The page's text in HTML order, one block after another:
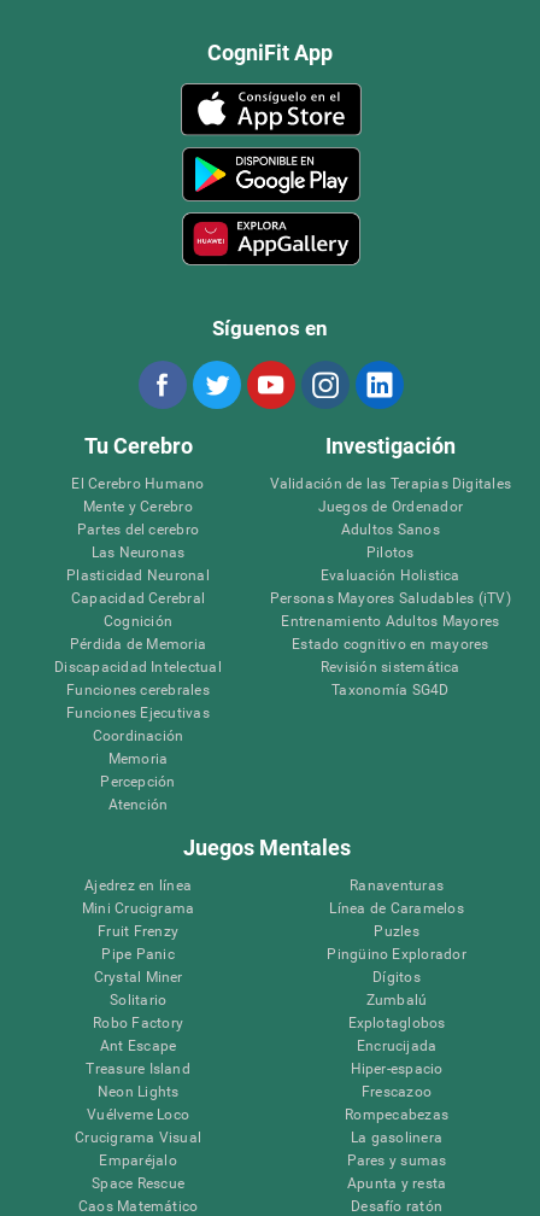
CogniFit App
Síguenos en
Tu Cerebro
El Cerebro Humano
Mente y Cerebro
Partes del cerebro
Las Neuronas
Plasticidad Neuronal
Capacidad Cerebral
Cognición
Pérdida de Memoria
Discapacidad Intelectual
Funciones cerebrales
Funciones Ejecutivas
Coordinación
Memoria
Percepción
Atención
Investigación
Validación de las Terapias Digitales
Juegos de Ordenador
Adultos Sanos
Pilotos
Evaluación Holistica
Personas Mayores Saludables (iTV)
Entrenamiento Adultos Mayores
Estado cognitivo en mayores
Revisión sistemática
Taxonomía SG4D
Juegos Mentales
Ajedrez en línea
Mini Crucigrama
Fruit Frenzy
Pipe Panic
Crystal Miner
Solitario
Robo Factory
Ant Escape
Treasure Island
Neon Lights
Vuélveme Loco
Crucigrama Visual
Emparéjalo
Space Rescue
Caos Matemático
Ranaventuras
Línea de Caramelos
Puzles
Pingüino Explorador
Dígitos
Zumbalú
Explotaglobos
Encrucijada
Hiper-espacio
Frescazoo
Rompecabezas
La gasolinera
Pares y sumas
Apunta y resta
Desafío ratón